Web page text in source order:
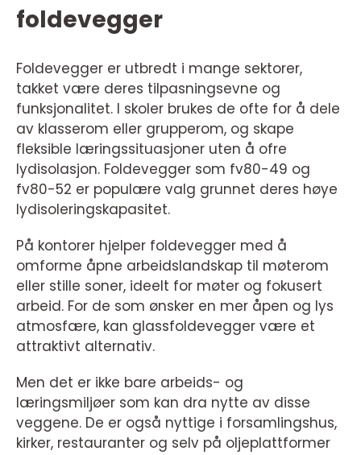
foldevegger
Foldevegger er utbredt i mange sektorer,
takket være deres tilpasningsevne og
funksjonalitet. I skoler brukes de ofte for å dele
av klasserom eller grupperom, og skape
fleksible læringssituasjoner uten å ofre
lydisolasjon. Foldevegger som fv80-49 og
fv80-52 er populære valg grunnet deres høye
lydisoleringskapasitet.
På kontorer hjelper foldevegger med å
omforme åpne arbeidslandskap til møterom
eller stille soner, ideelt for møter og fokusert
arbeid. For de som ønsker en mer åpen og lys
atmosfære, kan glassfoldevegger være et
attraktivt alternativ.
Men det er ikke bare arbeids- og
læringsmiljøer som kan dra nytte av disse
veggene. De er også nyttige i forsamlingshus,
kirker, restauranter og selv på oljeplattformer